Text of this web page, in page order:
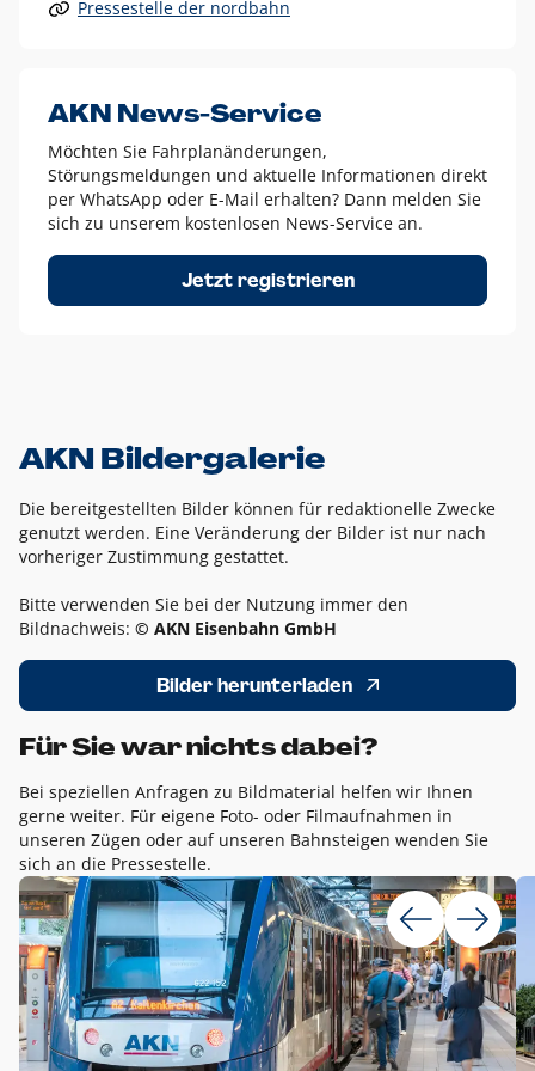
Alle anderen Logo-Varianten dürfen nur in Ausnahmefällen
Diese Ausnahmen sind zum Beispiel:
dem AKN Blau,
weißes Logo auf Fotohintergründen,
schwarzes Logo für reine Schwarz-Weiß-Umsetzungen
Um das Logo herum muss ein Schutzraum von jeweils einer
Höhe bzw. Breite des N aus AKN in alle Richtungen
Pressestelle der nordbahn
AKN News-Service
Möchten Sie Fahrplanänderungen,
Störungsmeldungen und aktuelle Informationen direkt
per WhatsApp oder E-Mail erhalten? Dann melden Sie
sich zu unserem kostenlosen News-Service an.
Jetzt registrieren
AKN Bildergalerie
Die bereitgestellten Bilder können für redaktionelle Zwecke
genutzt werden. Eine Veränderung der Bilder ist nur nach
vorheriger Zustimmung gestattet.
Bitte verwenden Sie bei der Nutzung immer den
Bildnachweis: © AKN Eisenbahn GmbH
Bilder herunterladen
Für Sie war nichts dabei?
Bei speziellen Anfragen zu Bildmaterial helfen wir Ihnen
gerne weiter. Für eigene Foto- oder Filmaufnahmen in
unseren Zügen oder auf unseren Bahnsteigen wenden Sie
sich an die Pressestelle.